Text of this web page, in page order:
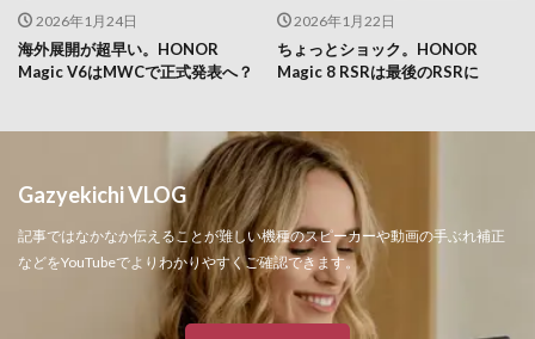
2026年1月24日
海外展開が超早い。HONOR
Magic V6はMWCで正式発表へ？
2026年1月22日
ちょっとショック。HONOR
Magic 8 RSRは最後のRSRに
Gazyekichi VLOG
記事ではなかなか伝えることが難しい機種のスピーカーや動画の手ぶれ補正
などをYouTubeでよりわかりやすくご確認できます。